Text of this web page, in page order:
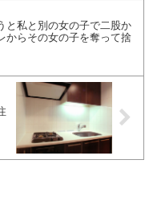
と私と別の女の子で二股か
からその女の子を奪って捨